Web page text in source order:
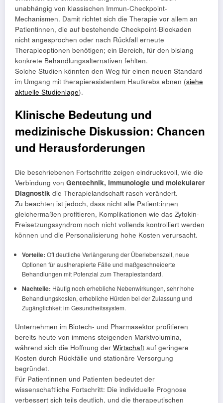
unabhängig von klassischen Immun-Checkpoint-
Mechanismen. Damit richtet sich die Therapie vor allem an
Patientinnen, die auf bestehende Checkpoint-Blockaden
nicht angesprochen oder nach Rückfall erneute
Therapieoptionen benötigen; ein Bereich, für den bislang
konkrete Behandlungsalternativen fehlten.
Solche Studien könnten den Weg für einen neuen Standard
im Umgang mit therapieresistentem Hautkrebs ebnen (siehe
aktuelle Studienlage).
Klinische Bedeutung und
medizinische Diskussion: Chancen
und Herausforderungen
Die beschriebenen Fortschritte zeigen eindrucksvoll, wie die
Verbindung von Gentechnik, Immunologie und molekularer
Diagnostik die Therapielandschaft rasch verändert.
Zu beachten ist jedoch, dass nicht alle Patient:innen
gleichermaßen profitieren, Komplikationen wie das Zytokin-
Freisetzungssyndrom noch nicht vollends kontrolliert werden
können und die Personalisierung hohe Kosten verursacht.
Vorteile: Oft deutliche Verlängerung der Überlebenszeit, neue
Optionen für austherapierte Fälle und maßgeschneiderte
Behandlungen mit Potenzial zum Therapiestandard.
Nachteile: Häufig noch erhebliche Nebenwirkungen, sehr hohe
Behandlungskosten, erhebliche Hürden bei der Zulassung und
Zugänglichkeit im Gesundheitssystem.
Unternehmen im Biotech- und Pharmasektor profitieren
bereits heute von immens steigenden Marktvolumina,
während sich die Hoffnung der Wirtschaft auf geringere
Kosten durch Rückfälle und stationäre Versorgung
begründet.
Für Patientinnen und Patienten bedeutet der
wissenschaftliche Fortschritt: Die individuelle Prognose
verbessert sich teils deutlich, und die therapeutischen